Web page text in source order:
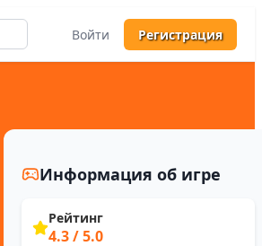
Войти Регистрация
Информация об игре
Рейтинг
4.3/ 5.0